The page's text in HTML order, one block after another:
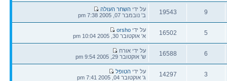
תגובות
צפיות
9
תגובות
19543
צפיות
הודעה
אחרונה
על ידי השחר העולה
ב' נובמבר 07, 2005 7:38 pm
5
תגובות
16502
צפיות
הודעה
אחרונה
על ידיorsho
א' אוקטובר 30, 2005 10:04 pm
6
תגובות
16588
צפיות
הודעה
אחרונה
על ידי אורח
ש' אוקטובר 29, 2005 9:54 pm
3
14297
הודעה
אחרונה
על ידי הטופל
ג' אוקטובר 04, 2005 7:41 pm